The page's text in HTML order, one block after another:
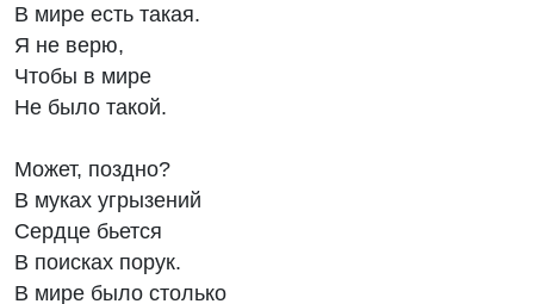
В мире есть такая.
Я не верю,
Чтобы в мире
Не было такой.
Может, поздно?
В муках угрызений
Сердце бьется
В поисках порук.
В мире было столько